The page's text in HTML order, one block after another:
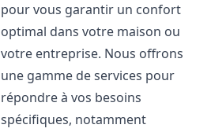
pour vous garantir un confort
optimal dans votre maison ou
votre entreprise. Nous offrons
une gamme de services pour
répondre à vos besoins
spécifiques, notamment